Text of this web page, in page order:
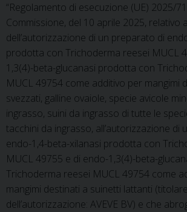
“Regolamento di esecuzione (UE) 2025/
Commissione, del 10 aprile 2025, relativo
dell’autorizzazione di un preparato di
prodotta con Trichoderma reesei MUCL
1,3(4)-beta-glucanasi prodotta con
MUCL 49754 come additivo per mangimi
svezzati, galline ovaiole, specie avicole
ingrasso, suini da ingrasso di tutte le
tacchini da ingrasso, all’autorizzazione di
endo-1,4-beta-xilanasi prodotta con
MUCL 49755 e di endo-1,3(4)-beta-
Trichoderma reesei MUCL 49754 come
mangimi destinati a suinetti lattanti (titolare
dell’autorizzazione: AVEVE BV) e che